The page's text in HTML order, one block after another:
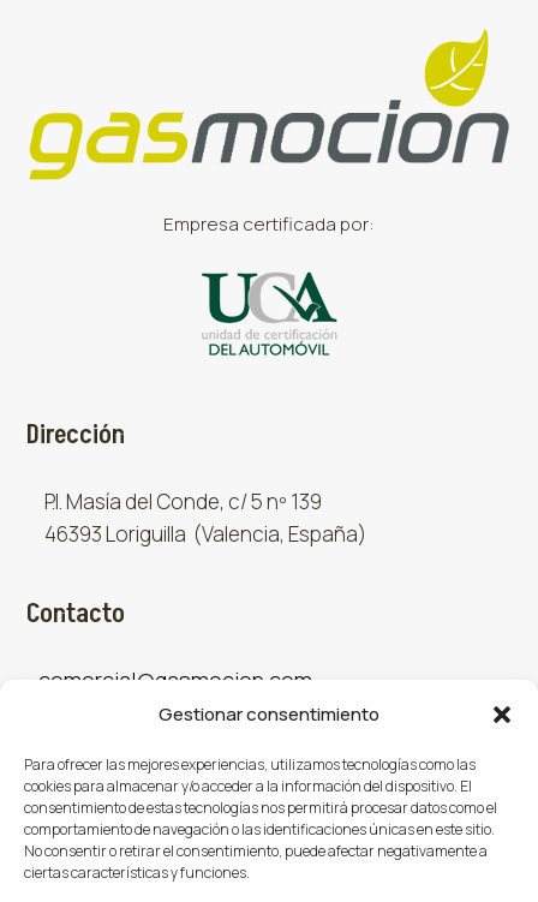
Gestionar consentimiento
Para ofrecer las mejores experiencias, utilizamos tecnologías como las
cookies para almacenar y/o acceder a la información del dispositivo. El
consentimiento de estas tecnologías nos permitirá procesar datos como el
comportamiento de navegación o las identificaciones únicas en este sitio.
No consentir o retirar el consentimiento, puede afectar negativamente a
ciertas características y funciones.
Empresa certificada por:
Dirección
P.I. Masía del Conde, c/ 5 nº 139
46393 Loriguilla (Valencia, España)
Contacto
comercial@gasmocion.com
Sociales